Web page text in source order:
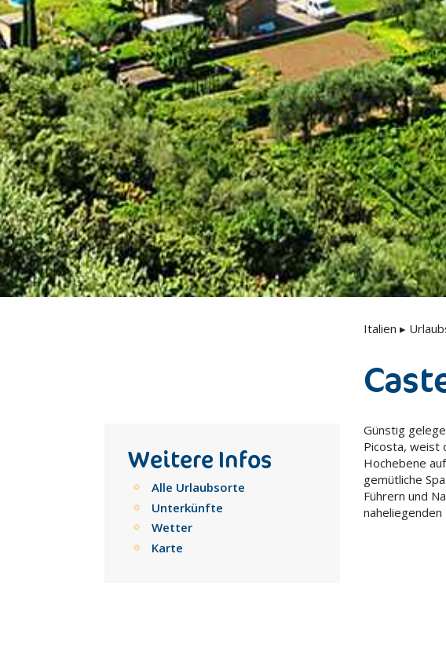
Italien ▸
Günstig
Picosta, weist
Hochebene
gemütliche
Führern und
naheliegenden
Weitere Infos
Alle Urlaubsorte
Unterkünfte
Wetter
Karte